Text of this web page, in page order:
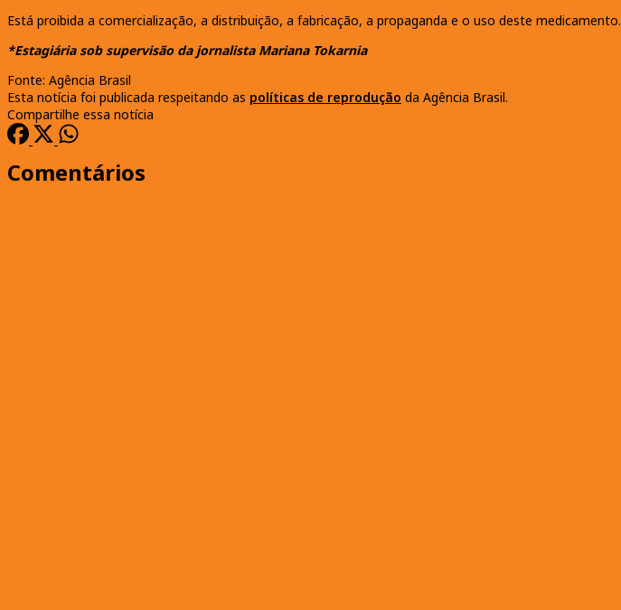
Está proibida a comercialização, a distribuição, a fabricação, a propaganda e o uso deste medicamento.
*Estagiária sob supervisão da jornalista Mariana Tokarnia
Fonte: Agência Brasil
Esta notícia foi publicada respeitando as políticas de reprodução da Agência Brasil.
Compartilhe essa notícia
Comentários